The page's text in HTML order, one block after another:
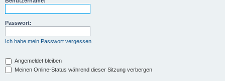
Passwort:
Ich habe mein Passwort vergessen
Angemeldet bleiben
Meinen Online-Status während dieser Sitzung verbergen